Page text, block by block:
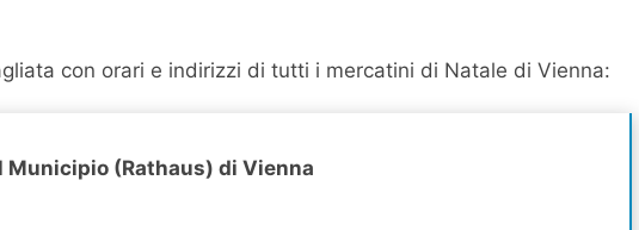
con orari e indirizzi di tutti i mercatini di Natale di Vienna:
Municipio (Rathaus) di Vienna